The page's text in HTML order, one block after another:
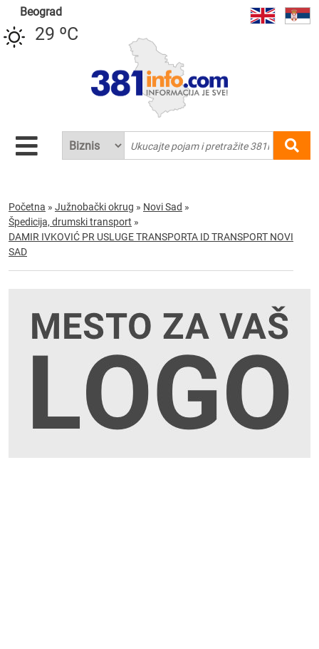
Beograd
29 ºC
Početna » Južnobački okrug » Novi Sad »
Špedicija, drumski transport »
DAMIR IVKOVIĆ PR USLUGE TRANSPORTA ID TRANSPORT NOVI
SAD